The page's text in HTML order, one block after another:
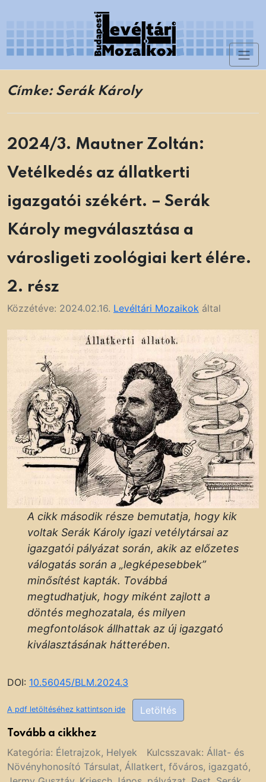
content
Címke: Serák Károly
2024/3. Mautner Zoltán:
Vetélkedés az állatkerti
igazgatói székért. – Serák
Károly megválasztása a
városligeti zoológiai kert élére.
2. rész
Közzétéve: 2024.02.16. Levéltári Mozaikok által
A cikk második része bemutatja, hogy kik
voltak Serák Károly igazi vetélytársai az
igazgatói pályázat során, akik az előzetes
válogatás során a „legképesebbek”
minősítést kapták. Továbbá
megtudhatjuk, hogy miként zajlott a
döntés meghozatala, és milyen
megfontolások állhattak az új igazgató
kiválasztásának hátterében.
DOI: 10.56045/BLM.2024.3
A pdf letöltéséhez kattintson ide Letöltés
Tovább a cikkhez
Kategória: Életrajzok, Helyek Kulcsszavak: Állat- és
Növényhonosító Társulat, Állatkert, főváros, igazgató,